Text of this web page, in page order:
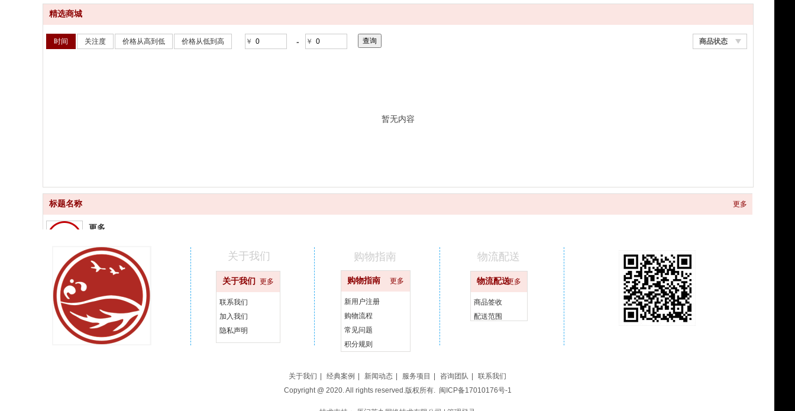
精选商城
商品状态
时间 关注度 价格从高到低 价格从低到高 ￥ - ￥
暂无内容
标题名称 更多
更多
更快
更好
汇聚品牌
关于我们 更多
联系我们
加入我们
隐私声明
购物指南 更多
新用户注册
购物流程
常见问题
积分规则
物流配送更多
商品签收
配送范围
关于我们 购物指南 物流配送
关于我们 经典案例 新闻动态 服务项目 咨询团队
联系我们
Copyright @ 2020. All rights reserved.版权所有. 闽ICP备17010176号-1